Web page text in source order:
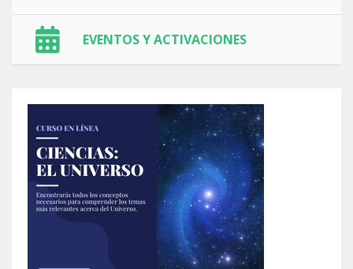
EVENTOS Y ACTIVACIONES